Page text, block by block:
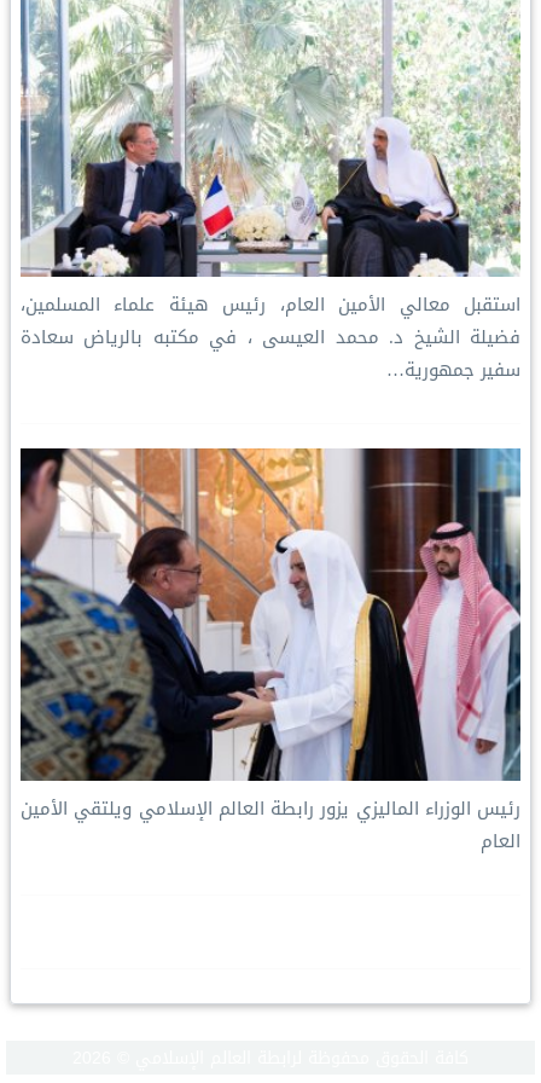
استقبل معالي الأمين العام، رئيس هيئة علماء المسلمين،
فضيلة الشيخ د. محمد العيسى‬⁩ ‬⁩، في مكتبه بالرياض سعادة
سفير جمهورية…
رئيس الوزراء الماليزي يزور رابطة العالم الإسلامي ويلتقي الأمين
العام